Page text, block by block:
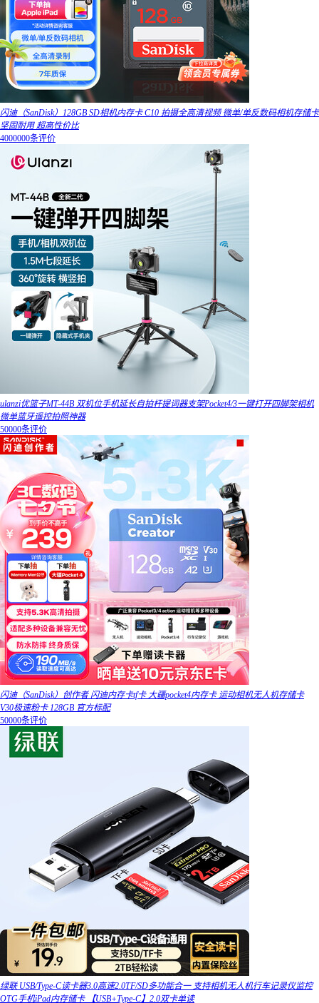
闪迪（SanDisk）128GB SD相机内存卡 C10 拍摄全高清视频 微单/单反数码相机存储卡
坚固耐用 超高性价比
4000000条评价
ulanzi优篮子MT-44B 双机位手机延长自拍杆提词器支架Pocket4/3一键打开四脚架相机
微单蓝牙遥控拍照神器
50000条评价
闪迪（SanDisk）创作者 闪迪内存卡tf卡 大疆pocket4内存卡 运动相机无人机存储卡
V30极速粉卡 128GB 官方标配
50000条评价
绿联 USB/Type-C读卡器3.0高速2.0TF/SD多功能合一 支持相机无人机行车记录仪监控
OTG手机iPad内存储卡 【USB+Type-C】2.0双卡单读